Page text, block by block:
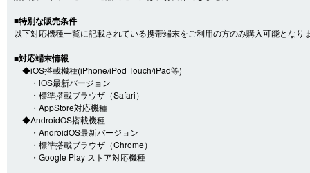
■特別な販売条件
以下対応機種一覧に記載されている携帯端末をご利用の方のみ購入可能となり
■対応端末情報
◆iOS搭載機種(iPhone/iPod Touch/iPad等)
・iOS最新バージョン
・標準搭載ブラウザ（Safari）
・AppStore対応機種
◆AndroidOS搭載機種
・AndroidOS最新バージョン
・標準搭載ブラウザ（Chrome）
・Google Play ストア対応機種